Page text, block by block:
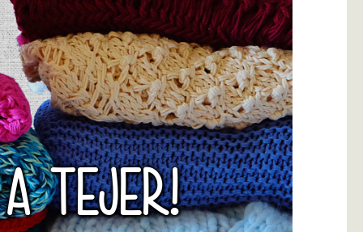
TEJER!